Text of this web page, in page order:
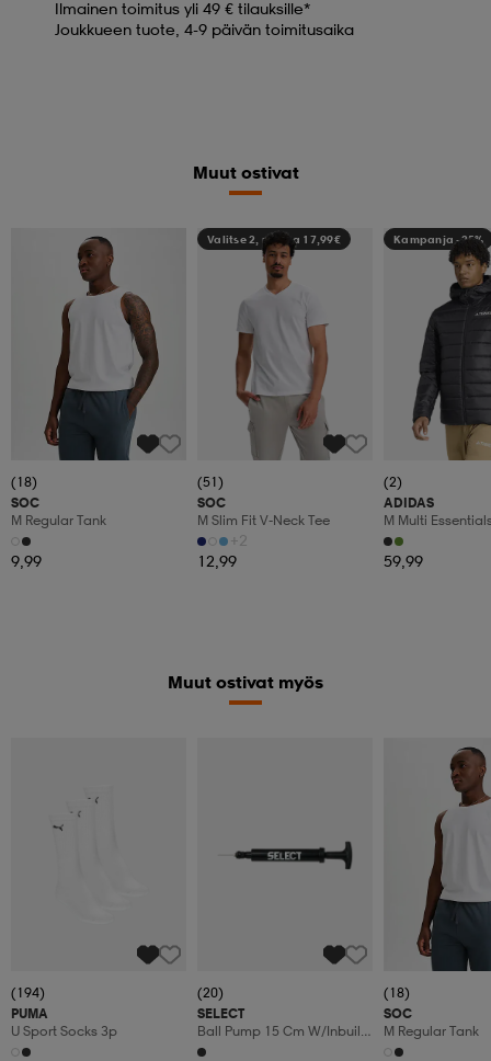
Ilmainen toimitus yli 49 € tilauksille*
Joukkueen tuote, 4-9 päivän toimitusaika
Muut ostivat
(18)
SOC
M Regular Tank
9,99
Valitse 2, maksa 17,99€
(51)
SOC
M Slim Fit V-Neck Tee
+2
12,99
Kampanja -25%
(2)
ADIDAS
M Multi
Jacket
59,99
Muut ostivat myös
(194)
PUMA
U Sport Socks 3p
(20)
SELECT
Ball Pump 15 Cm W/inbuilt
Hose
(18)
SOC
M Regular Tank